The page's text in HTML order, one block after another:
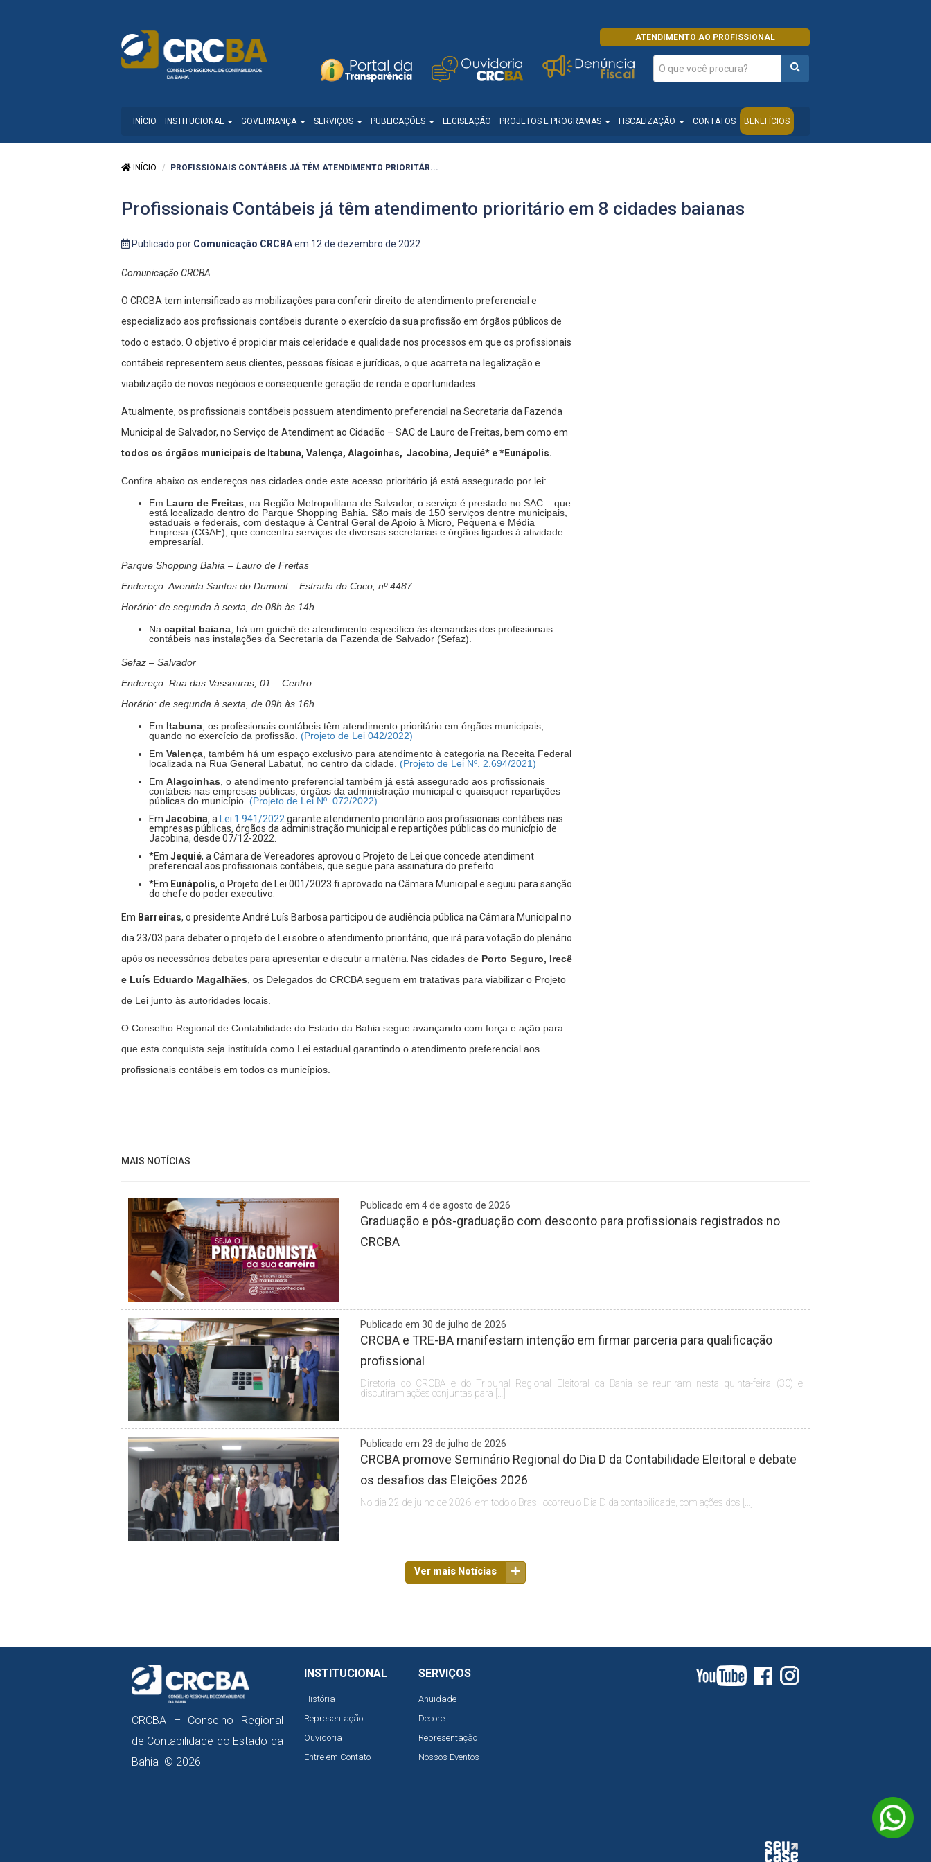
ATENDIMENTO AO PROFISSIONAL
INÍCIO INSTITUCIONAL GOVERNANÇA SERVIÇOS PUBLICAÇÕES LEGISLAÇÃO PROJETOS E PROGRAMAS FISCALIZAÇÃO CONTATOS BENEFÍCIOS
INÍCIO PROFISSIONAIS CONTÁBEIS JÁ TÊM ATENDIMENTO PRIORITÁR...
Profissionais Contábeis já têm atendimento prioritário em 8 cidades baianas
Publicado por Comunicação CRCBAem 12 de dezembro de 2022
Comunicação CRCBA
O CRCBA tem intensificado as mobilizações para conferir direito de atendimento preferencial e
especializado aos profissionais contábeis durante o exercício da sua profissão em órgãos públicos de
todo o estado. O objetivo é propiciar mais celeridade e qualidade nos processos em que os profissionais
contábeis representem seus clientes, pessoas físicas e jurídicas, o que acarreta na legalização e
viabilização de novos negócios e consequente geração de renda e oportunidades.
Atualmente, os profissionais contábeis possuem atendimento preferencial na Secretaria da Fazenda
Municipal de Salvador, no Serviço de Atendiment ao Cidadão – SAC de Lauro de Freitas, bem como em
todos os órgãos municipais de Itabuna, Valença, Alagoinhas, Jacobina, Jequié* e *Eunápolis.
Confira abaixo os endereços nas cidades onde este acesso prioritário já está assegurado por lei:
Em Lauro de Freitas , na Região Metropolitana de Salvador, o serviço é prestado no SAC – que
está localizado dentro do Parque Shopping Bahia. São mais de 150 serviços dentre municipais,
estaduais e federais, com destaque à Central Geral de Apoio à Micro, Pequena e Média
Empresa (CGAE), que concentra serviços de diversas secretarias e órgãos ligados à atividade
empresarial.
Parque Shopping Bahia – Lauro de Freitas
Endereço: Avenida Santos do Dumont – Estrada do Coco, nº 4487
Horário: de segunda à sexta, de 08h às 14h
Na capital baiana , há um guichê de atendimento específico às demandas dos profissionais
contábeis nas instalações da Secretaria da Fazenda de Salvador (Sefaz).
Sefaz – Salvador
Endereço: Rua das Vassouras, 01 – Centro
Horário: de segunda à sexta, de 09h às 16h
Em Itabuna , os profissionais contábeis têm atendimento prioritário em órgãos municipais,
quando no exercício da profissão. (Projeto de Lei 042/2022)
Em Valença , também há um espaço exclusivo para atendimento à categoria na Receita Federal
localizada na Rua General Labatut, no centro da cidade. (Projeto de Lei Nº. 2.694/2021)
Em Alagoinhas , o atendimento preferencial também já está assegurado aos profissionais
contábeis nas empresas públicas, órgãos da administração municipal e quaisquer repartições
públicas do município. (Projeto de Lei Nº. 072/2022).
Em Jacobina, a Lei 1.941/2022 garante atendimento prioritário aos profissionais contábeis nas
empresas públicas, órgãos da administração municipal e repartições públicas do município de
Jacobina, desde 07/12-2022.
*Em Jequié, a Câmara de Vereadores aprovou o Projeto de Lei que concede atendiment
preferencial aos profissionais contábeis, que segue para assinatura do prefeito.
*Em Eunápolis, o Projeto de Lei 001/2023 fi aprovado na Câmara Municipal e seguiu para sanção
do chefe do poder executivo.
Em Barreiras, o presidente André Luís Barbosa participou de audiência pública na Câmara Municipal no
dia 23/03 para debater o projeto de Lei sobre o atendimento prioritário, que irá para votação do plenário
após os necessários debates para apresentar e discutir a matéria. Nas cidades de Porto Seguro, Irecê
e Luís Eduardo Magalhães , os Delegados do CRCBA seguem em tratativas para viabilizar o Projeto
de Lei junto às autoridades locais.
O Conselho Regional de Contabilidade do Estado da Bahia segue avançando com força e ação para
que esta conquista seja instituída como Lei estadual garantindo o atendimento preferencial aos
profissionais contábeis em todos os municípios.
MAIS NOTÍCIAS
Publicado em 4 de agosto de 2026
Graduação e pós-graduação com desconto para profissionais registrados no
CRCBA
Publicado em 30 de julho de 2026
CRCBA e TRE-BA manifestam intenção em firmar parceria para qualificação
profissional
Diretoria do CRCBA e do Tribunal Regional Eleitoral da Bahia se reuniram nesta quinta-feira (30) e
discutiram ações conjuntas para […]
Publicado em 23 de julho de 2026
CRCBA promove Seminário Regional do Dia D da Contabilidade Eleitoral e debate
os desafios das Eleições 2026
No dia 22 de julho de 2026, em todo o Brasil ocorreu o Dia D da contabilidade, com ações dos […]
Ver mais Notícias
CRCBA – Conselho Regional
de Contabilidade do Estado da
Bahia © 2026
INSTITUCIONAL
História
Representação
Ouvidoria
Entre em Contato
SERVIÇOS
Anuidade
Decore
Representação
Nossos Eventos